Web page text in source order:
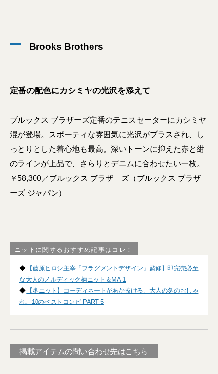
Brooks Brothers
定番の配色にカシミヤの光沢を添えて
ブルックス ブラザーズ定番のテニスセーターにカシミヤ
混が登場。スポーティな雰囲気に光沢がプラスされ、し
っとりとした着心地も最高。深いトーンに抑えた赤と紺
のラインが上品で、さらりとデニムに合わせたい一枚。
￥58,300／ブルックス ブラザーズ（ブルックス ブラザ
ーズ ジャパン）
ニットに関するおすすめ記事はコレ！
◆ 【藤原ヒロシ主宰「フラグメントデザイン」監修】即完売必至
な大人のノルディック柄ニット＆MA-1
◆ 【冬ニット】コーディネートがあか抜ける。大人の冬のおしゃ
れ、10のベストコンビ PART 5
掲載アイテムの問い合わせ先はこちら